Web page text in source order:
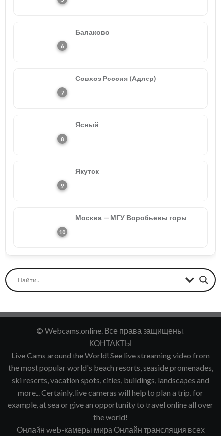
Балаково
Совхоз Россия (Адлер)
Ясный
Якутск
Москва — МГУ Воробьевы горы
© Webcams.online. Все права защищены.
КОНТАКТЫ
Live Cams around the World! See live streaming video from
the most popular world's beach resorts, seaside promenades,
ski resorts, vacation spots, cities, buildings, landscapes and
more... Certainly, live cameras will help to plan a trip, for
example, at sea or give an opportunity to travel online all over
the world!
Онлайн web-камеры мира Онлайн трансляция всех